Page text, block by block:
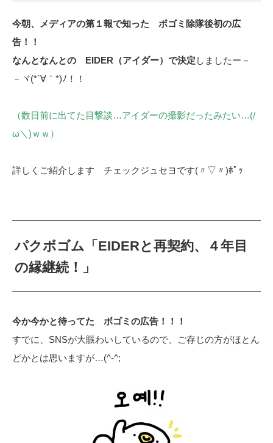
今朝、メディアの第１報で知った ボゴミ除隊後初の広
告！！
なんとなんとの EIDER（アイダー）で決定 しましたー－
－ヾ(*´∀｀*)ﾉ！！
（数日前に出てた目撃談…アイダーの撮影だったみたい…(/
ω＼)ｗｗ）
詳しくご紹介します チェックジュセヨです(〃▽〃)ﾎﾟｯ
パクボゴム「EIDERと再契約、４年目
の縁継続！」
今か今かと待ってた ボゴミの広告！！！
すでに、SNSが大賑わいしているので、ご存じの方がほとん
どかとは思いますが…(^-^;